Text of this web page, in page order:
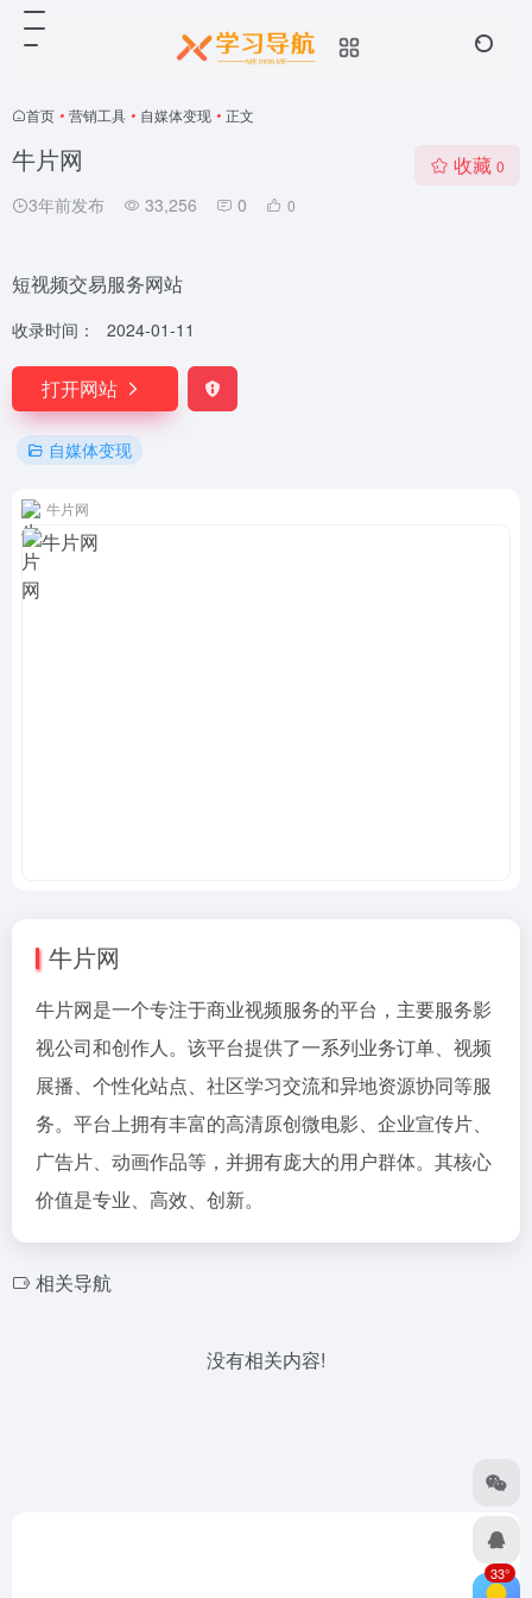
首页 • 营销工具 • 自媒体变现 • 正文
牛片网
3年前发布 33,256 0 0
收藏 0
短视频交易服务网站
收录时间： 2024-01-11
打开网站
自媒体变现
牛片网
牛片网
牛片网是一个专注于商业视频服务的平台，主要服务影
视公司和创作人。该平台提供了一系列业务订单、视频
展播、个性化站点、社区学习交流和异地资源协同等服
务。平台上拥有丰富的高清原创微电影、企业宣传片、
广告片、动画作品等，并拥有庞大的用户群体。其核心
价值是专业、高效、创新。
相关导航
没有相关内容!
33°